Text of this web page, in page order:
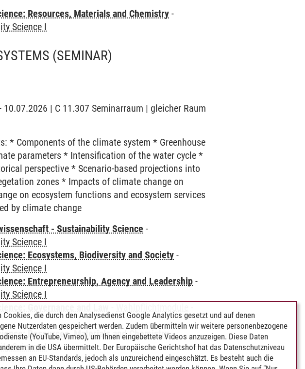
Resources, Materials and Chemistry -
Science I
(SEMINAR)
| C 11.307 Seminarraum | gleicher Raum
* Components of the climate system * Greenhouse
parameters * Intensification of the water cycle *
perspective * Scenario-based projections into
zones * Impacts of climate change on
on ecosystem functions and ecosystem services
by climate change
- Sustainability Science -
Science I
Ecosystems, Biodiversity and Society -
Science I
Entrepreneurship, Agency and Leadership -
Science I
Governance and Law
Resources, Materials and Chemistry-
Science I
Cookies, die durch den Analysedienst Google Analytics gesetzt und auf denen
Nutzerdaten gespeichert werden. Zudem übermitteln wir weitere personenbezogene
(YouTube, Vimeo), um Ihnen eingebettete Videos anzuzeigen. Diese Daten
in die USA übermittelt. Der Europäische Gerichtshof hat das Datenschutzniveau
an EU-Standards, jedoch als unzureichend eingeschätzt. Es besteht auch die